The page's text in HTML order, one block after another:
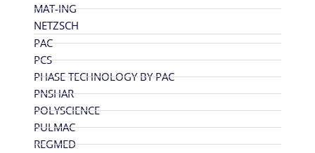
MAT-ING
NETZSCH
PAC
PCS
PHASE TECHNOLOGY BY PAC
PNSHAR
POLYSCIENCE
PULMAC
REGMED